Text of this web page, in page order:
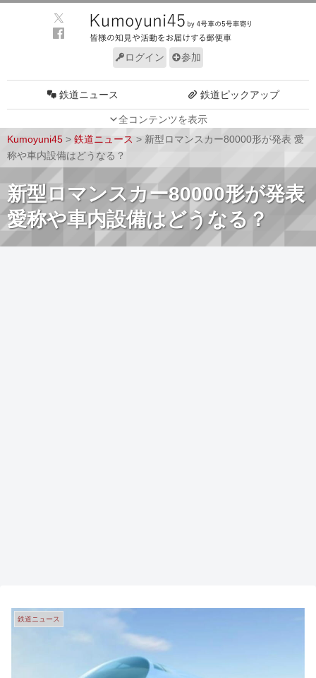
ログイン 参加
全コンテンツを表示
鉄道ニュース 鉄道ピックアップ
車両技術
Kumoyuni45 > 鉄道ニュース > 新型ロマンスカー80000形が発表 愛
称や車内設備はどうなる？
新型ロマンスカー80000形が発表
愛称や車内設備はどうなる？
鉄道ニュース